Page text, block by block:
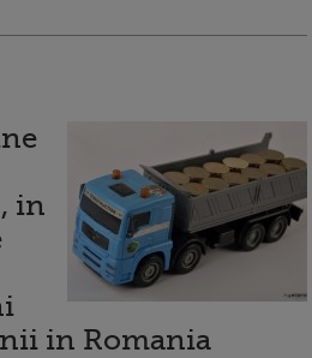
in
in Romania